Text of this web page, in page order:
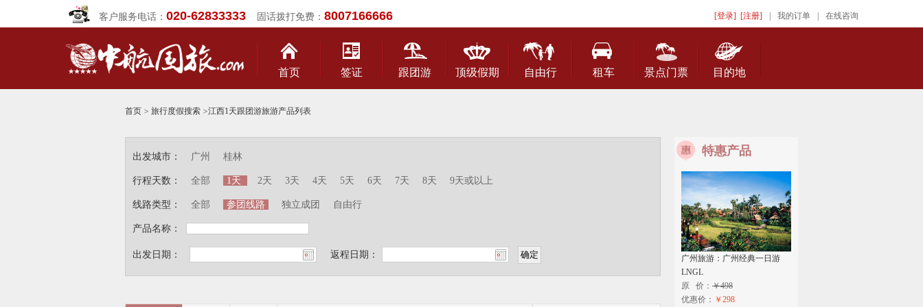
客户服务电话：020-62833333 固话拨打免费：8007166666 [登录] [注册] 我的订单 在线咨询
首页 签证 跟团游 顶级假期 自由行 租车 景点门票 目的地
首页 > 旅行度假搜索 >江西1天跟团游旅游产品列表
出发城市：
行程天数：
线路类型：
产品名称：
广州 桂林
全部 1天 2天 3天 4天 5天 6天 7天 8天 9天或以上
全部 参团线路 独立成团 自由行
出发日期： 返程日期：
特惠产品
广州旅游：广州经典一日游
LNGL
原 价： ￥498
优惠价： ￥298